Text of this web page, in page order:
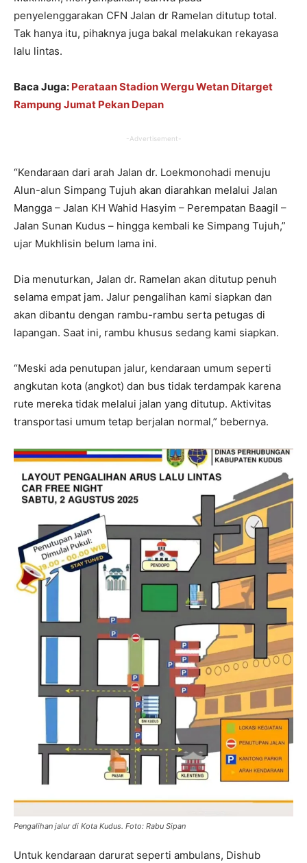
penyelenggarakan CFN Jalan dr Ramelan ditutup total.
Tak hanya itu, pihaknya juga bakal melakukan rekayasa
lalu lintas.
Baca Juga: Perataan Stadion Wergu Wetan Ditarget
Rampung Jumat Pekan Depan
-Advertisement-
“Kendaraan dari arah Jalan dr. Loekmonohadi menuju
Alun-alun Simpang Tujuh akan diarahkan melalui Jalan
Mangga – Jalan KH Wahid Hasyim – Perempatan Baagil –
Jalan Sunan Kudus – hingga kembali ke Simpang Tujuh,”
ujar Mukhlisin belum lama ini.
Dia menuturkan, Jalan dr. Ramelan akan ditutup penuh
selama empat jam. Jalur pengalihan kami siapkan dan
akan dibantu dengan rambu-rambu serta petugas di
lapangan. Saat ini, rambu khusus sedang kami siapkan.
“Meski ada penutupan jalur, kendaraan umum seperti
angkutan kota (angkot) dan bus tidak terdampak karena
rute mereka tidak melalui jalan yang ditutup. Aktivitas
transportasi umum tetap berjalan normal,” bebernya.
Pengalihan jalur di Kota Kudus. Foto: Rabu Sipan
Untuk kendaraan darurat seperti ambulans, Dishub